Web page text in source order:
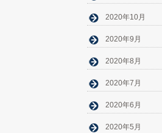
2020年10月
2020年9月
2020年8月
2020年7月
2020年6月
2020年5月